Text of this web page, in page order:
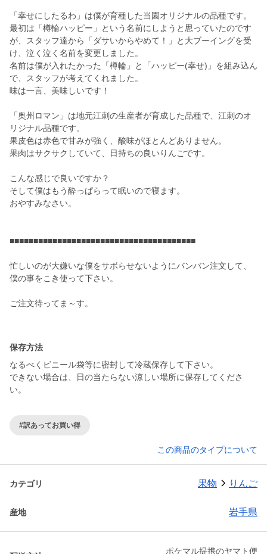
「幸せにしたるわ」は僕が育種した当園オリジナルの品種です。
最初は「樽輪ハッピー」という名前にしようと思っていたのです
が、スタッフ達から「ダサいからやめて！」と大ブーイングを受
け、泣く泣く名前を変更しました。
名前は僕が入れたかった「樽輪」と「ハッピー(幸せ)」を組み込ん
で、スタッフが考えてくれました。
味は一言、美味しいです！
「奥州ロマン」は地元江刺の生産者が育成した品種で、江刺のオ
リジナル品種です。
果皮色は赤色で甘みが強く、酸味がほとんどありません。
果肉はサクサクしていて、日持ちの良いりんごです。
こんな感じで良いですか？
そして僕はもう酔っぱらって眠いので寝ます。
おやすみなさい。
■■■■■■■■■■■■■■■■■■■■■■■■■■■■■■■■■■■■■■■
忙しいのが大嫌いな僕をサボらせないようにバンバン注文して、
僕の事をこき使って下さい。
ご注文待ってま～す。
保存方法
なるべくビニール袋等に密封して冷蔵保存して下さい。
できない場合は、日の当たらない涼しい場所に保存してくださ
い。
#訳あってお買い得
この商品のタイプについて
カテゴリ 果物 りんご
産地 岩手県
ポケマル提携のヤマト便